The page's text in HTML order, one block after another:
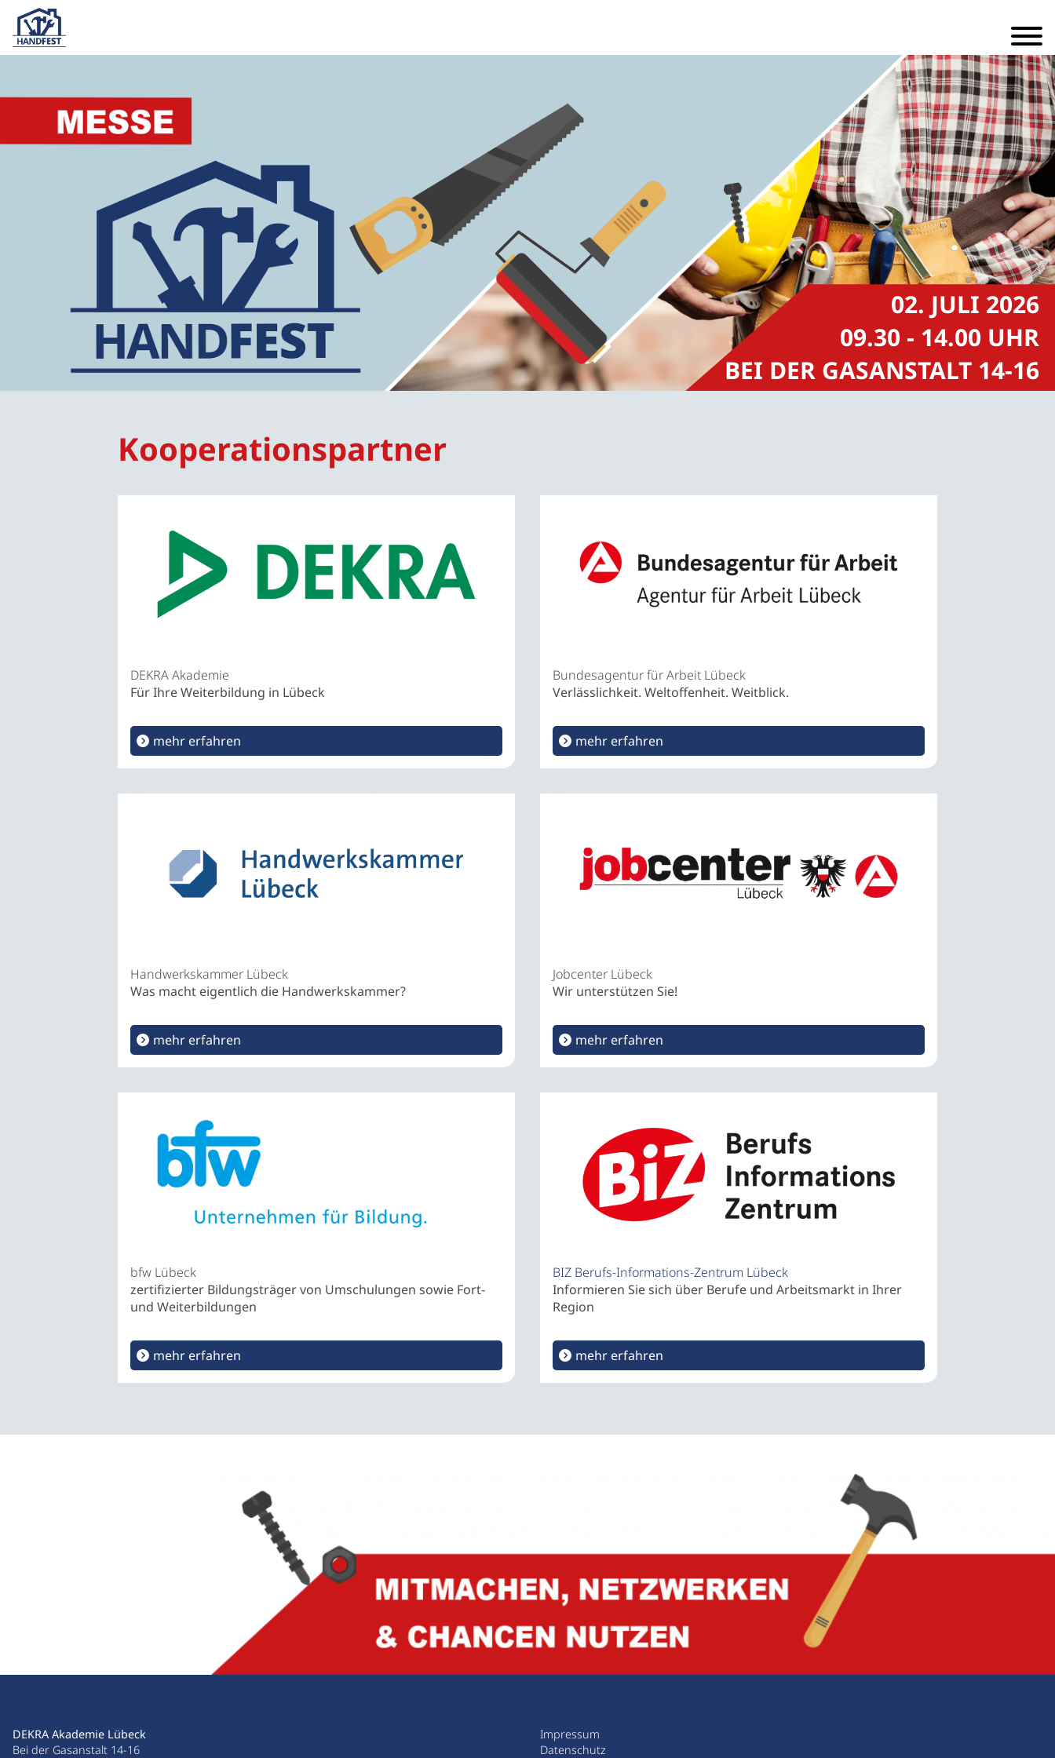
02. JULI 2026
09.30 - 14.00 UHR
BEI DER GASANSTALT 14-16
Kooperationspartner
DEKRA Akademie
Für Ihre Weiterbildung in Lübeck
mehr erfahren
Bundesagentur für Arbeit Lübeck
Verlässlichkeit. Weltoffenheit. Weitblick.
mehr erfahren
Handwerkskammer Lübeck
Was macht eigentlich die Handwerkskammer?
mehr erfahren
Jobcenter Lübeck
Wir unterstützen Sie!
mehr erfahren
bfw Lübeck
zertifizierter Bildungsträger von Umschulungen sowie Fort-
und Weiterbildungen
mehr erfahren
BIZ Berufs-Informations-Zentrum Lübeck
Informieren Sie sich über Berufe und Arbeitsmarkt in Ihrer
Region
mehr erfahren
DEKRA Akademie Lübeck
Bei der Gasanstalt 14-16
Impressum
Datenschutz